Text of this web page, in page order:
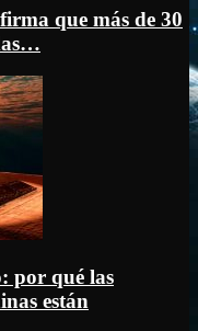
que más de 30
por qué las
están